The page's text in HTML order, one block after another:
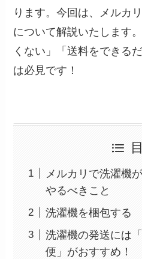
ります。今回は、メルカ
について解説いたします
くない」「送料をできる
は必見です！
メルカリで洗濯機
やるべきこと
洗濯機を梱包する
洗濯機の発送には
便」がおすすめ！